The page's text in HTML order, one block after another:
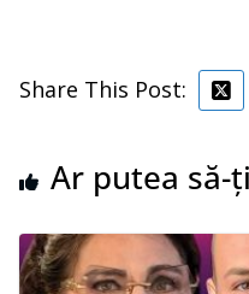
Share This Post:
Ar putea să-